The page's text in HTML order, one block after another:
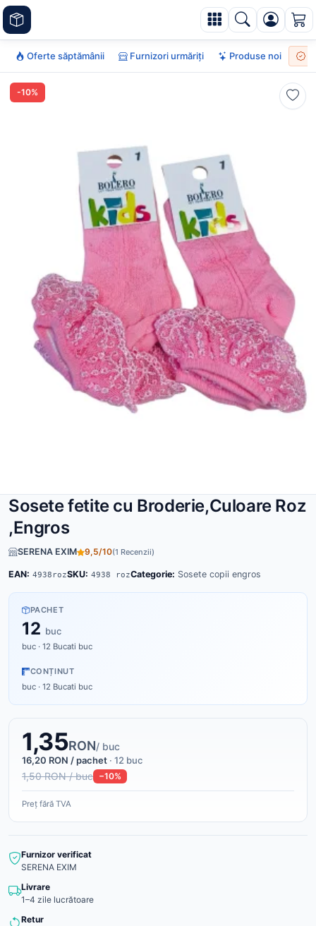
Oferte săptămânii Furnizori urmăriți Produse noi
-10%
Sosete fetite cu Broderie,Culoare Roz
,Engros
SERENA EXIM 9,5/10(1 Recenzii)
EAN: 4938rozSKU: 4938 rozCategorie: Sosete copii engros
PACHET
12 buc
buc · 12 Bucati buc
CONȚINUT
buc · 12 Bucati buc
1,35RON/ buc
16,20 RON / pachet · 12 buc
1,50 RON / buc −10%
Preț fără TVA
Furnizor verificat
SERENA EXIM
Livrare
1–4 zile lucrătoare
Retur